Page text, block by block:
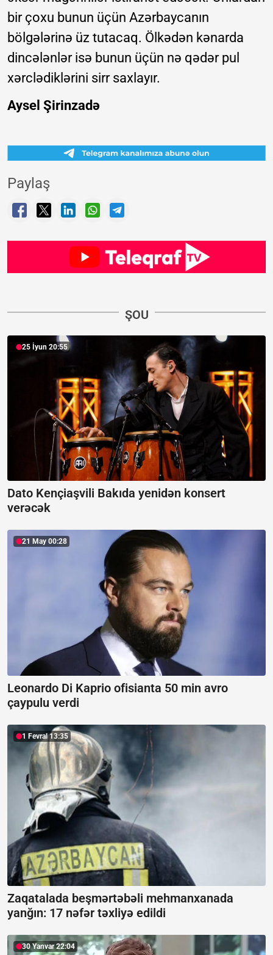
bir çoxu bunun üçün Azərbaycanın
bölgələrinə üz tutacaq. Ölkədən kənarda
dincələnlər isə bunun üçün nə qədər pul
xərclədiklərini sirr saxlayır.
Aysel Şirinzadə
Paylaş
ŞOU
25 İyun 20:55
Dato Kençiaşvili Bakıda yenidən konsert
verəcək
21 May 00:28
Leonardo Di Kaprio ofisianta 50 min avro
çaypulu verdi
1 Fevral 13:35
Zaqatalada beşmərtəbəli mehmanxanada
yanğın: 17 nəfər təxliyə edildi
30 Yanvar 22:04